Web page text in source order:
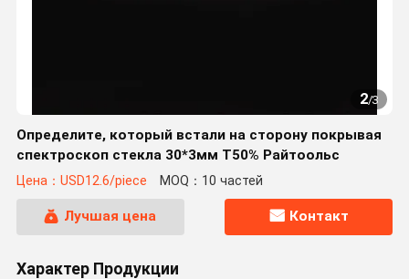
2/3
Определите, который встали на сторону покрывая
спектроскоп стекла 30*3мм Т50% Райтоольс
Цена：USD12.6/piece MOQ：10 частей
Лучшая цена Контакт
Характер Продукции